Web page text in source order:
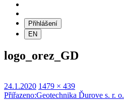
Přihlášení
EN
logo_orez_GD
Publikováno:
24.1.2020 Původní
velikost:
1479 × 439
Navigace
Přiřazeno:Geotechnika Ďurove s. r. o.